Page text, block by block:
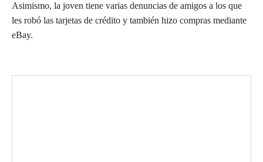
Asimismo, la joven tiene varias denuncias de amigos a los que
les robó las tarjetas de crédito y también hizo compras mediante
eBay.